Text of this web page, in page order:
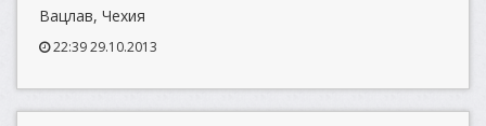
Вацлав, Чехия
22:39 29.10.2013